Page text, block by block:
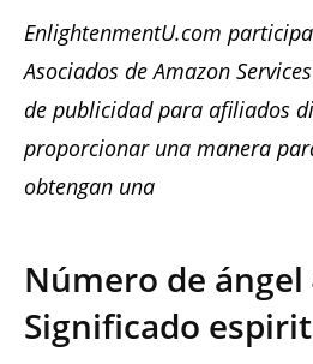
EnlightenmentU.com
Asociados de Amazon
de publicidad para afiliados
proporcionar una manera
obtengan una
Número de ángel
Significado